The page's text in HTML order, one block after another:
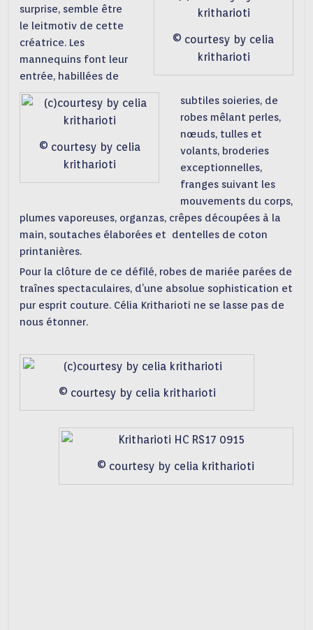
© courtesy by celia
kritharioti
© courtesy by celia
kritharioti
surprise, semble être
le leitmotiv de cette
créatrice. Les
mannequins font leur
entrée, habillées de
subtiles soieries, de
robes mêlant perles,
nœuds, tulles et
volants, broderies
exceptionnelles,
franges suivant les
mouvements du corps,
plumes vaporeuses, organzas, crêpes découpées à la
main, soutaches élaborées et dentelles de coton
printanières.
Pour la clôture de ce défilé, robes de mariée parées de
traînes spectaculaires, d’une absolue sophistication et
pur esprit couture. Célia Kritharioti ne se lasse pas de
nous étonner.
© courtesy by celia kritharioti
© courtesy by celia kritharioti